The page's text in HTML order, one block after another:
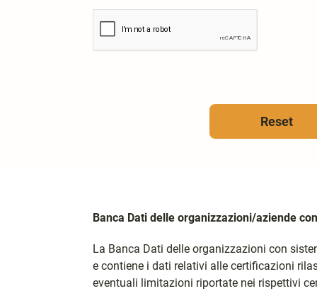
Reset
Banca Dati delle organizzazioni/aziende
La Banca Dati delle organizzazioni con
e contiene i dati relativi alle certificazioni
eventuali limitazioni riportate nei rispettivi